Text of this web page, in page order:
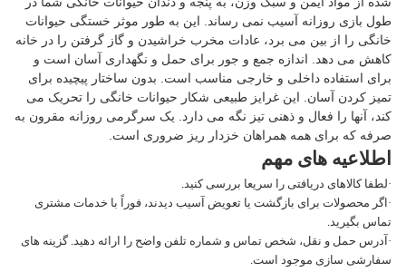
طول بازی روزانه آسیب نمی رساند. این به طور موثر خستگی حیوانات
خانگی را از بین می برد، عادات مخرب خراشیدن و گاز گرفتن را در خانه
کاهش می دهد. اندازه جمع و جور برای حمل و نگهداری آسان است و
برای استفاده داخلی و خارجی مناسب است. بدون ساختار پیچیده برای
تمیز کردن آسان. این غرایز طبیعی شکار حیوانات خانگی را تحریک می
کند، آنها را فعال و ذهنی تیز نگه می دارد. یک سرگرمی روزانه مقرون به
صرفه که برای همه همراهان خزدار ریز ضروری است.
اطلاعیه های مهم
·لطفا کالاهای دریافتی را سریعا بررسی کنید.
· اگر محصولات برای بازگشت یا تعویض آسیب دیدند، فوراً با خدمات مشتری
تماس بگیرید.
· آدرس حمل و نقل، شخص تماس و شماره تلفن واضح را ارائه دهید. گزینه های
سفارشی سازی موجود است.